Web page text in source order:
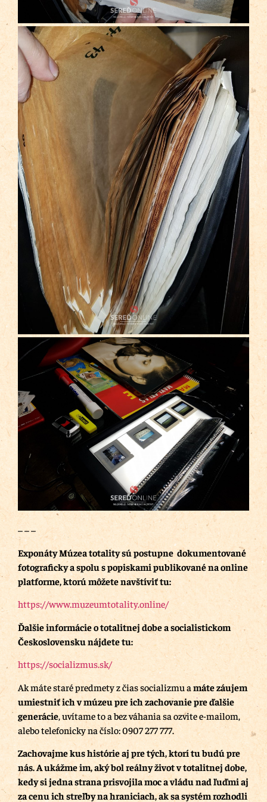
– – –
Exponáty Múzea totality sú postupne dokumentované
fotograficky a spolu s popiskami publikované na online
platforme, ktorú môžete navštíviť tu:
https://www.muzeumtotality.online/
Ďalšie informácie o totalitnej dobe a socialistickom
Československu nájdete tu:
https://socializmus.sk/
Ak máte staré predmety z čias socializmu amáte záujem
umiestniť ich v múzeu pre ich zachovanie pre ďalšie
generácie , uvítame to a bez váhania sa ozvite e-mailom,
alebo telefonicky na číslo: 0907 277 777.
Zachovajme kus histórie aj pre tých, ktorí tu budú pre
nás. A ukážme im, aký bol reálny život v totalitnej dobe,
kedy si jedna strana prisvojila moc a vládu nad ľuďmi aj
za cenu ich streľby na hraniciach, ak sa systém rozhodli